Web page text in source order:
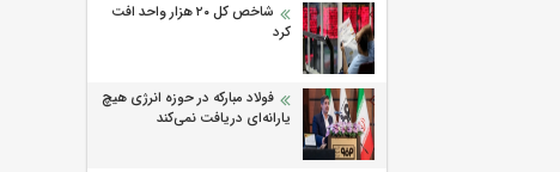
شاخص کل ۲۰ هزار واحد افت
کرد
فولاد مبارکه در حوزه انرژی هیچ
یارانه‌ای دریافت نمی‌کند